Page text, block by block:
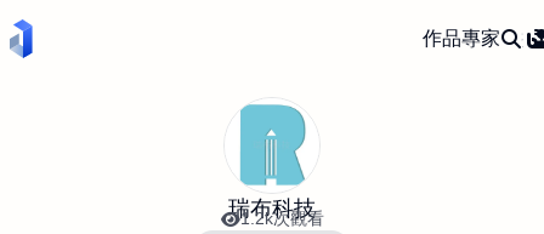
作品專家
瑞布科技
1.2k次觀看